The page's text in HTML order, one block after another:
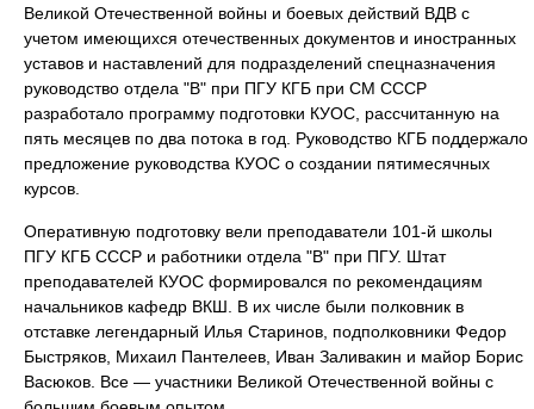
Великой Отечественной войны и боевых действий ВДВ с
учетом имеющихся отечественных документов и иностранных
уставов и наставлений для подразделений спецназначения
руководство отдела "В" при ПГУ КГБ при СМ СССР
разработало программу подготовки КУОС, рассчитанную на
пять месяцев по два потока в год. Руководство КГБ поддержало
предложение руководства КУОС о создании пятимесячных
курсов.
Оперативную подготовку вели преподаватели 101-й школы
ПГУ КГБ СССР и работники отдела "В" при ПГУ. Штат
преподавателей КУОС формировался по рекомендациям
начальников кафедр ВКШ. В их числе были полковник в
отставке легендарный Илья Старинов, подполковники Федор
Быстряков, Михаил Пантелеев, Иван Заливакин и майор Борис
Васюков. Все — участники Великой Отечественной войны с